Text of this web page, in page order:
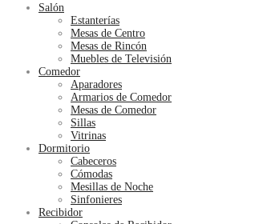
Salón
Estanterías
Mesas de Centro
Mesas de Rincón
Muebles de Televisión
Comedor
Aparadores
Armarios de Comedor
Mesas de Comedor
Sillas
Vitrinas
Dormitorio
Cabeceros
Cómodas
Mesillas de Noche
Sinfonieres
Recibidor